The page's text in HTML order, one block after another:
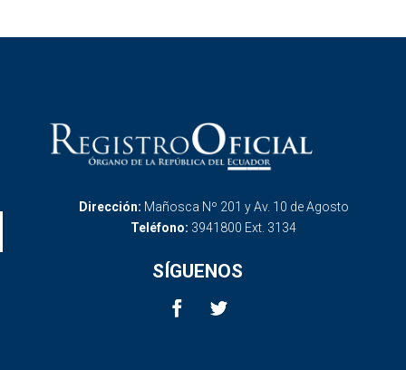
Dirección: Mañosca Nº 201 y Av. 10 de Agosto
Teléfono: 3941800 Ext. 3134
SÍGUENOS